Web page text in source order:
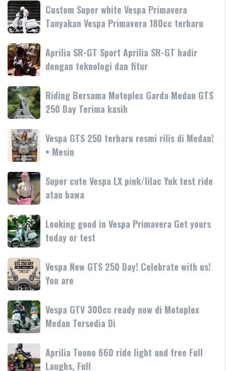
Custom
Super
white
Vespa
Primavera
Tanyakan
Vespa
Primavera
180cc
terbaru
Custom Super white Vespa Primavera
Tanyakan Vespa Primavera 180cc terbaru
Aprilia
SR-
GT
Sport
Aprilia
SR-
GT
hadir
dengan
teknologi
fitur
Aprilia SR-GT Sport Aprilia SR-GT hadir
dengan teknologi dan fitur
Riding
Bersama
Motoplex
Garda
Medan
GTS
250
Day
Terima
kasih
Riding Bersama Motoplex Garda Medan GTS
250 Day Terima kasih
Vespa
GTS
250
terbaru
resmi
rilis
di
Medan!
•
Mesin
Vespa GTS 250 terbaru resmi rilis di Medan!
• Mesin
Super
cute
Vespa
LX
pink/lilac
Yuk
test
ride
atau
bawa
Super cute Vespa LX pink/lilac Yuk test ride
atau bawa
Looking
good
in
Vespa
Primavera
Get
yours
today
or
test
Looking good in Vespa Primavera Get yours
today or test
Vespa
New
GTS
250
Day!
Celebrate
with
us!
You
Vespa New GTS 250 Day! Celebrate with us!
You are
Vespa
GTV
300cc
ready
now
di
Vespa GTV 300cc ready now di Motoplex
Medan Tersedia Di
Aprilia
Tuono
Aprilia Tuono 660 ride light and free Full
Laughs, Full